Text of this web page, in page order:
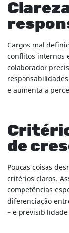
Cargos mal
conflitos internos
colaborador
e aumenta a
de
Poucas coisas
critérios claros.
competências
diferenciação
– e previsibilidade